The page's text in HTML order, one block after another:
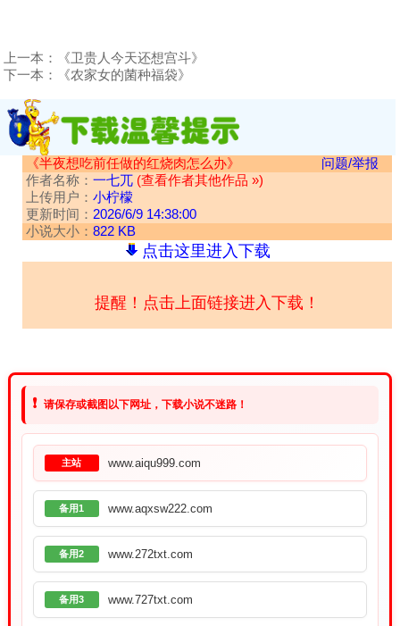
上一本：
《卫贵人今天还想宫斗》
下一本：
《农家女的菌种福袋》
《半夜想吃前任做的红烧肉怎么办》
问题/举报
作者名称： 一七兀 (查看作者其他作品 »)
上传用户： 小柠檬
更新时间： 2026/6/9 14:38:00
小说大小： 822 KB
点击这里进入下载
提醒！点击上面链接进入下载！
❗ 请保存或截图以下网址，下载小说不迷路！
主站 www.aiqu999.com
备用1 www.aqxsw222.com
备用2 www.272txt.com
备用3 www.727txt.com